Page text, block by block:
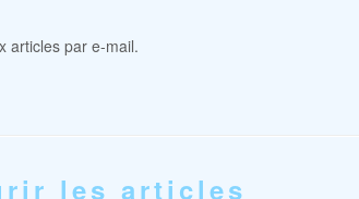
articles par e-mail.
les articles